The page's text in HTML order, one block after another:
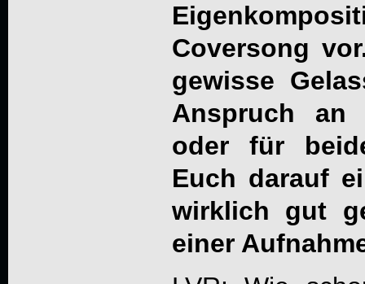
Coversong
gewisse
Anspruch an
oder für
Euch darauf
wirklich gut
einer